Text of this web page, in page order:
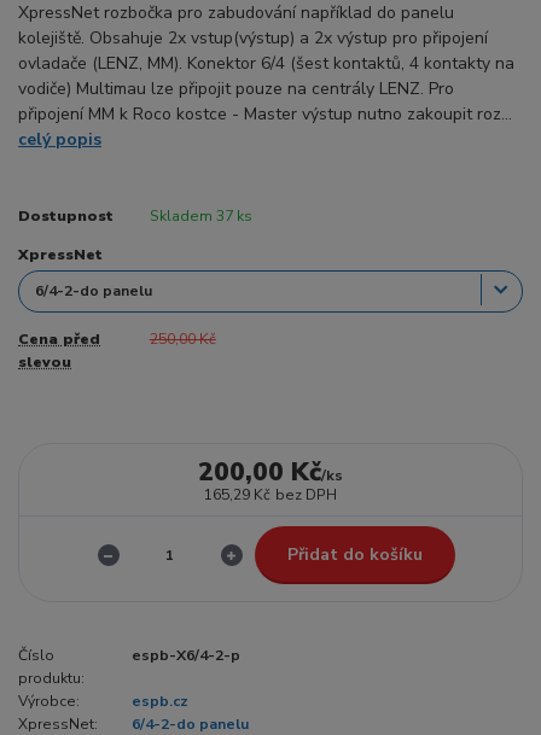
XpressNet rozbočka pro zabudování například do panelu
kolejiště. Obsahuje 2x vstup(výstup) a 2x výstup pro připojení
ovladače (LENZ, MM). Konektor 6/4 (šest kontaktů, 4 kontakty na
vodiče) Multimau lze připojit pouze na centrály LENZ. Pro
připojení MM k Roco kostce - Master výstup nutno zakoupit roz...
celý popis
Dostupnost Skladem 37 ks
XpressNet
Cena před
slevou
250,00 Kč
200,00 Kč/ks
165,29 Kč bez DPH
Přidat do košíku
Číslo
produktu:
espb-X6/4-2-p
Výrobce:
espb.cz
XpressNet:
6/4-2-do panelu